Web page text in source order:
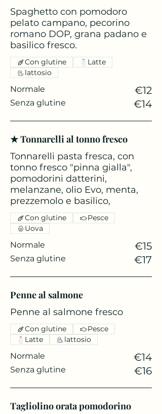
Spaghetto con pomodoro
pelato campano, pecorino
romano DOP, grana padano e
basilico fresco.
Normale €12
Senza glutine €14
Con glutine
Latte
lattosio
★ Tonnarelli al tonno fresco
Tonnarelli pasta fresca, con
tonno fresco "pinna gialla",
pomodorini datterini,
melanzane, olio Evo, menta,
prezzemolo e basilico,
Normale €15
Senza glutine €17
Con glutine
Pesce
Uova
Penne al salmone
Penne al salmone fresco
Normale €14
Senza glutine €16
Con glutine
Pesce
Latte
lattosio
Tagliolino orata pomodorino